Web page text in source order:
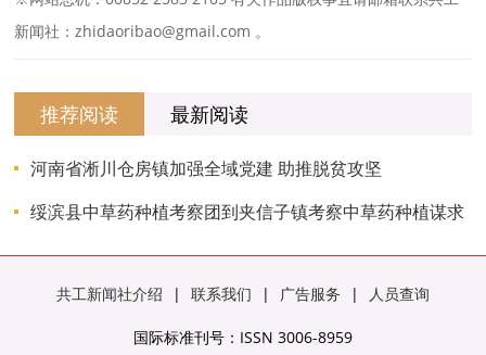
新闻社：zhidaoribao@gmail.com 。
推荐阅读 最新阅读
河南省淅川仓房镇加强全域党建 助推脱贫攻坚
绥滨县中草药种植考察团到夹信子镇考察中草药种植谋求
合作发展
共工新闻社介绍 | 联系我们 | 广告服务 | 人员查询
国际标准刊号：ISSN 3006-8959